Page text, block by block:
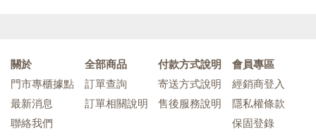
關於
門市專櫃據點
最新消息
聯絡我們
全部商品
訂單查詢
訂單相關說明
付款方式說明
寄送方式說明
售後服務說明
會員專區
經銷商登入
隱私權條款
保固登錄